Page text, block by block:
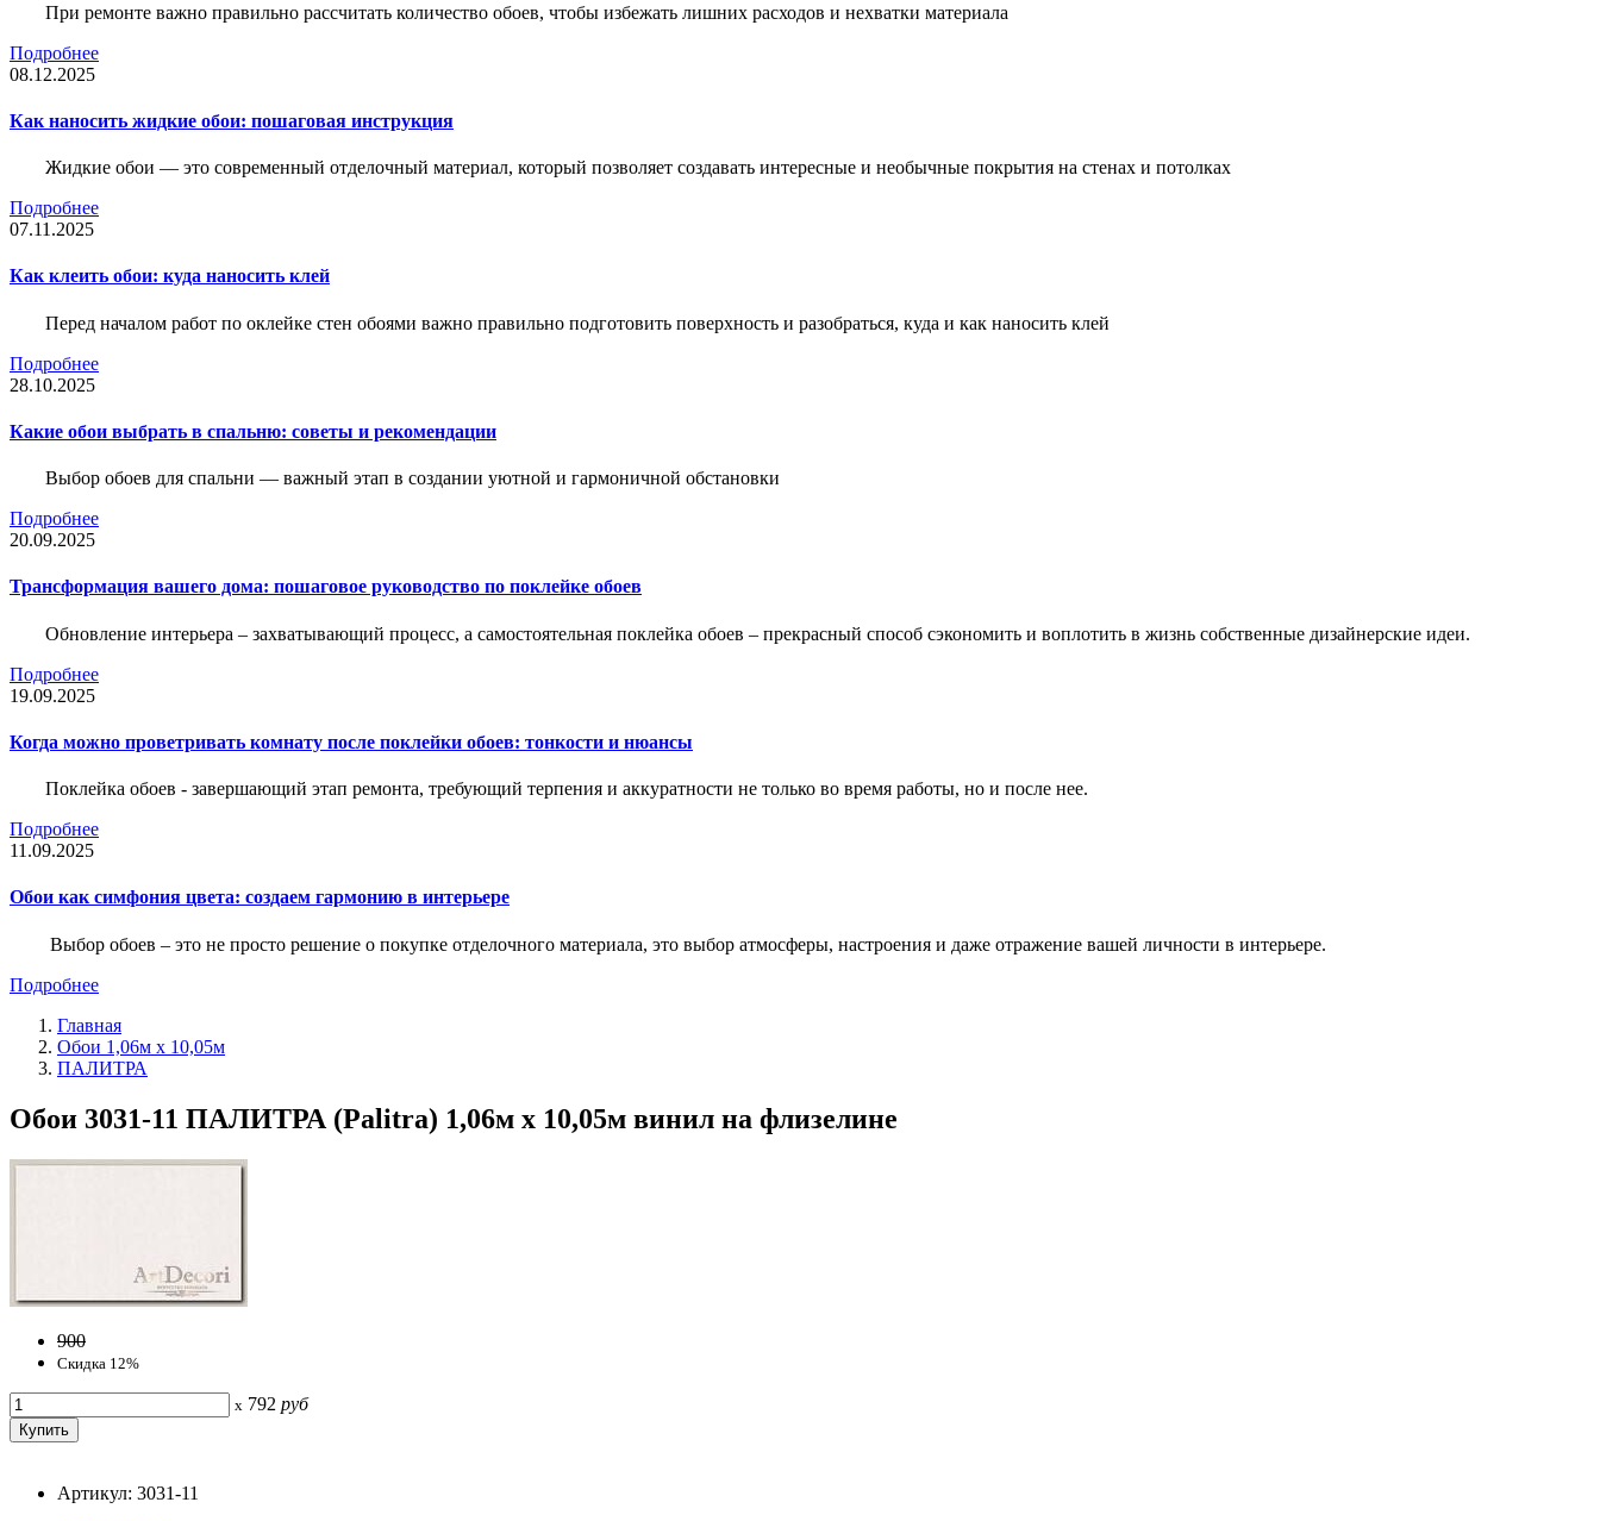
При ремонте важно правильно рассчитать количество обоев, чтобы избежать лишних расходов и нехватки материала
Подробнее
08.12.2025
Как наносить жидкие обои: пошаговая инструкция
Жидкие обои — это современный отделочный материал, который позволяет создавать интересные и необычные покрытия на стенах и потолках
Подробнее
07.11.2025
Как клеить обои: куда наносить клей
Перед началом работ по оклейке стен обоями важно правильно подготовить поверхность и разобраться, куда и как наносить клей
Подробнее
28.10.2025
Какие обои выбрать в спальню: советы и рекомендации
Выбор обоев для спальни — важный этап в создании уютной и гармоничной обстановки
Подробнее
20.09.2025
Трансформация вашего дома: пошаговое руководство по поклейке обоев
Обновление интерьера – захватывающий процесс, а самостоятельная поклейка обоев – прекрасный способ сэкономить и воплотить в жизнь собственные дизайнерские идеи.
Подробнее
19.09.2025
Когда можно проветривать комнату после поклейки обоев: тонкости и нюансы
Поклейка обоев - завершающий этап ремонта, требующий терпения и аккуратности не только во время работы, но и после нее.
Подробнее
11.09.2025
Обои как симфония цвета: создаем гармонию в интерьере
Выбор обоев – это не просто решение о покупке отделочного материала, это выбор атмосферы, настроения и даже отражение вашей личности в интерьере.
Подробнее
Главная
Обои 1,06м х 10,05м
ПАЛИТРА
Обои 3031-11 ПАЛИТРА (Palitra) 1,06м х 10,05м винил на флизелине
900
Скидка 12%
x 792 руб
Артикул: 3031-11